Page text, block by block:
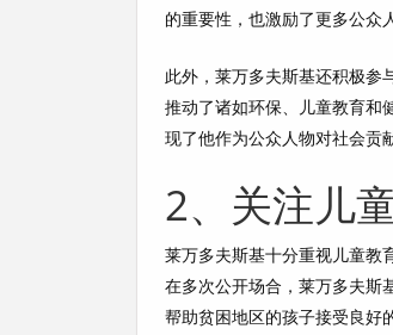
的重要性，也激励了更多公众
此外，莱万多夫斯基还积极参
推动了诸如环保、儿童教育和
现了他作为公众人物对社会贡
2、关注儿
莱万多夫斯基十分重视儿童教
在多次公开场合，莱万多夫斯
帮助贫困地区的孩子接受良好